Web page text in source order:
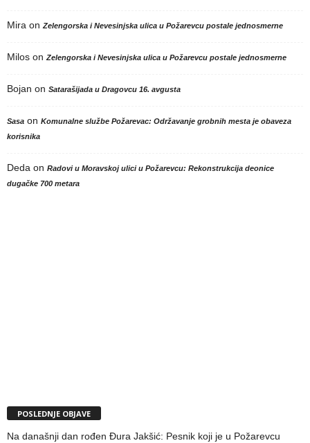
Mira on Zelengorska i Nevesinjska ulica u Požarevcu postale jednosmerne
Milos on Zelengorska i Nevesinjska ulica u Požarevcu postale jednosmerne
Bojan on Satarašijada u Dragovcu 16. avgusta
Sasa on Komunalne službe Požarevac: Održavanje grobnih mesta je obaveza
korisnika
Deda on Radovi u Moravskoj ulici u Požarevcu: Rekonstrukcija deonice
dugačke 700 metara
POSLEDNJE OBJAVE
Na današnji dan rođen Đura Jakšić: Pesnik koji je u Požarevcu